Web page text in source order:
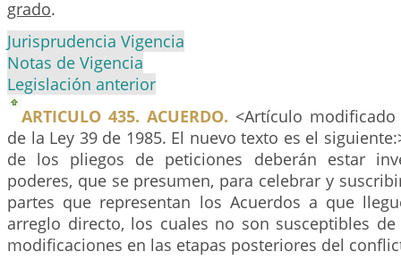
grado.
Jurisprudencia Vigencia
Notas de Vigencia
Legislación anterior
ARTICULO 435. ACUERDO. <Artículo
de la Ley 39 de 1985. El nuevo texto es el
de los pliegos de peticiones deberán estar
poderes, que se presumen, para celebrar y
partes que representan los Acuerdos a que
arreglo directo, los cuales no son susceptibles
modificaciones en las etapas posteriores del